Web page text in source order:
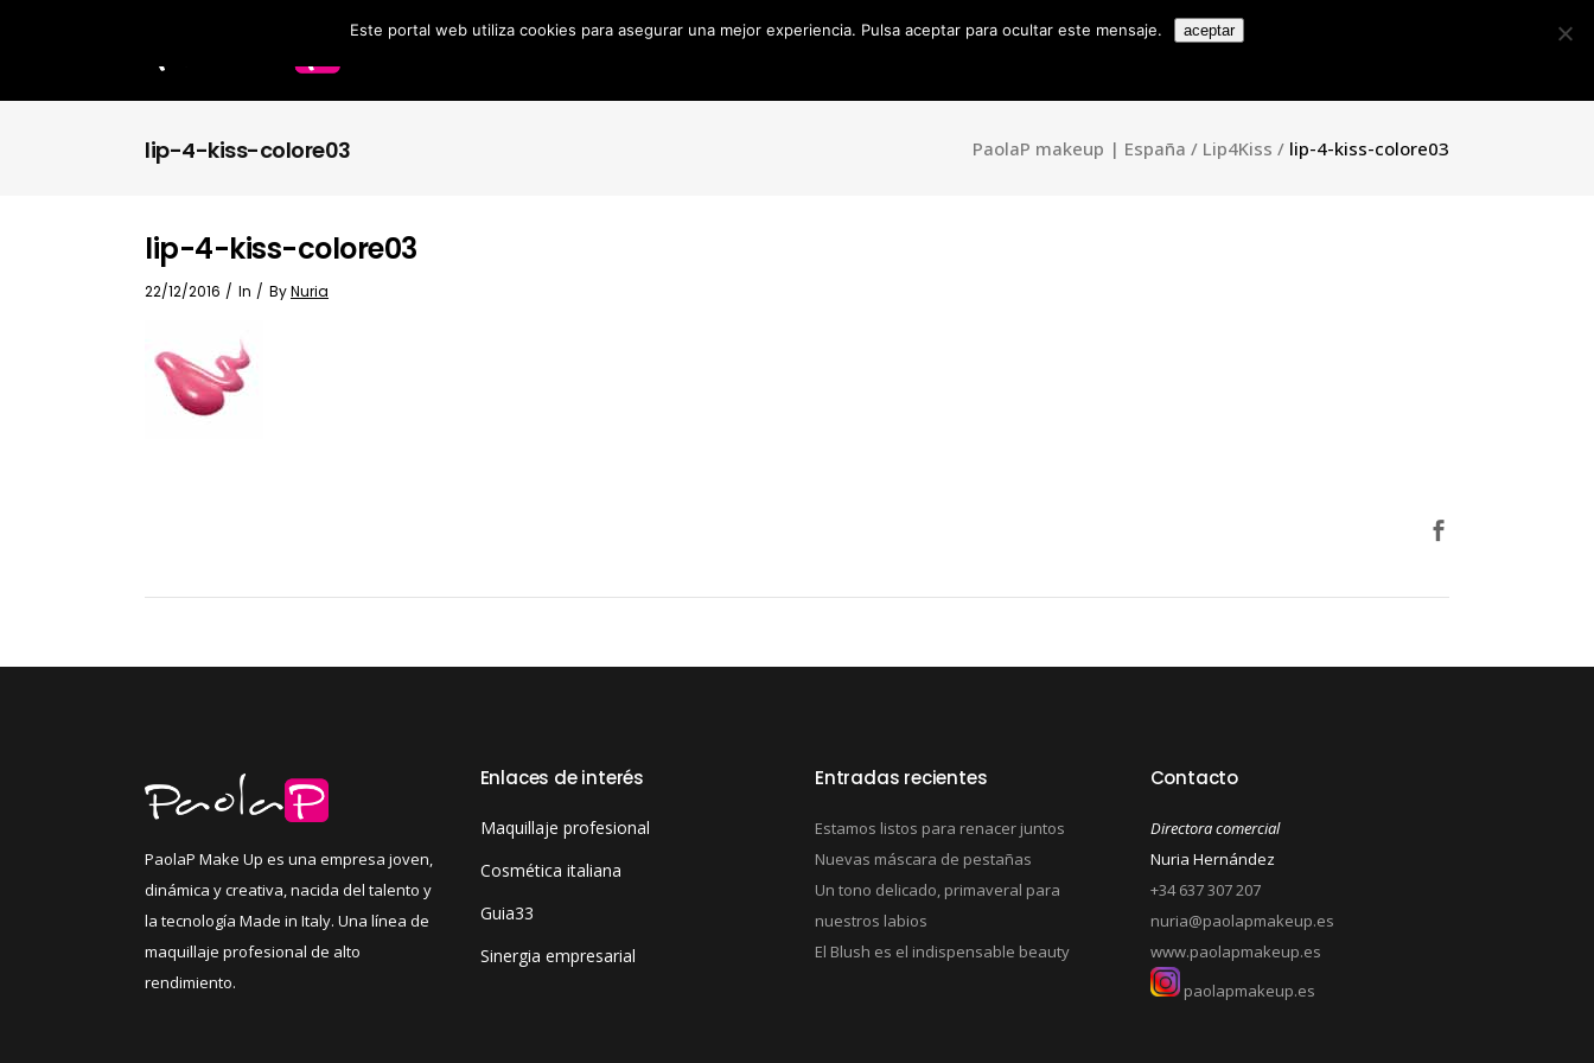
Accesorios
Brochas
Colecciones
Doll House
Contacto
lip-4-kiss-colore03 PaolaP makeup | España / Lip4Kiss / lip-4-kiss-colore03
lip-4-kiss-colore03
22/12/2016 In ByNuria
PaolaP Make Up es una empresa joven,
dinámica y creativa, nacida del talento y
la tecnología Made in Italy. Una línea de
maquillaje profesional de alto
rendimiento.
Enlaces de interés
Maquillaje profesional
Cosmética italiana
Guia33
Sinergia empresarial
Entradas recientes
Estamos listos para renacer juntos
Nuevas máscara de pestañas
Un tono delicado, primaveral para
nuestros labios
El Blush es el indispensable beauty
Contacto
Directora comercial
Nuria Hernández
+34 637 307 207
nuria@paolapmakeup.es
www.paolapmakeup.es
paolapmakeup.es
Este portal web utiliza cookies para asegurar una mejor experiencia. Pulsa aceptar para ocultar este mensaje. aceptar